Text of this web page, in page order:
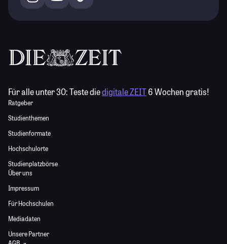
Für alle unter 30:Teste diedigitale ZEIT6 Wochen gratis!
Ratgeber
Studienthemen
Studienformate
Hochschulorte
Studienplatzbörse
Über uns
Impressum
Für Hochschulen
Mediadaten
Unsere Partner